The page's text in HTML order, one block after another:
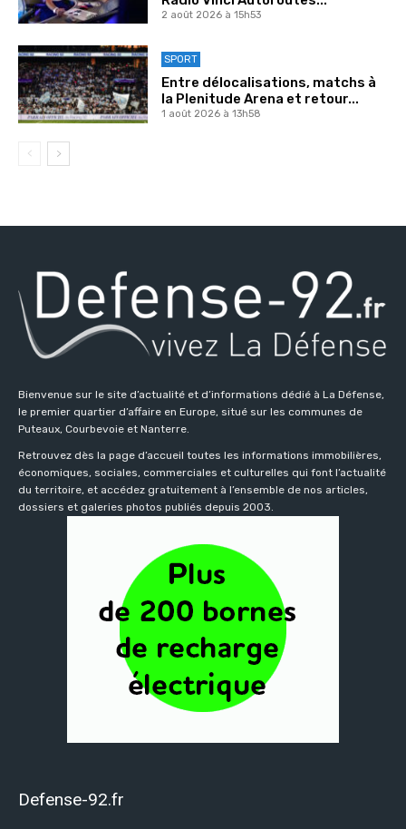
2 août 2026 à 15h53
SPORT
Entre délocalisations, matchs à
la Plenitude Arena et retour...
1 août 2026 à 13h58
Bienvenue sur le site d’actualité et d’informations dédié à La Défense,
le premier quartier d’affaire en Europe, situé sur les communes de
Puteaux, Courbevoie et Nanterre.
Retrouvez dès la page d’accueil toutes les informations immobilières,
économiques, sociales, commerciales et culturelles qui font l’actualité
du territoire, et accédez gratuitement à l’ensemble de nos articles,
dossiers et galeries photos publiés depuis 2003.
Defense-92.fr